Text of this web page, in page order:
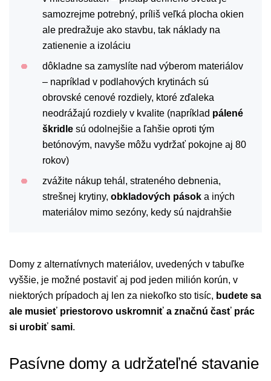
samozrejme potrebný, príliš veľká plocha okien
ale predražuje ako stavbu, tak náklady na
zatienenie a izoláciu
dôkladne sa zamyslíte nad výberom materiálov
– napríklad v podlahových krytinách sú
obrovské cenové rozdiely, ktoré zďaleka
neodrážajú rozdiely v kvalite (napríklad pálené
škridle sú odolnejšie a ľahšie oproti tým
betónovým, navyše môžu vydržať pokojne aj 80
rokov)
zvážite nákup tehál, strateného debnenia,
strešnej krytiny, obkladových pások a iných
materiálov mimo sezóny, kedy sú najdrahšie
Domy z alternatívnych materiálov, uvedených v tabuľke
vyššie, je možné postaviť aj pod jeden milión korún, v
niektorých prípadoch aj len za niekoľko sto tisíc, budete sa
ale musieť priestorovo uskromniť a značnú časť prác
si urobiť sami.
Pasívne domy a udržateľné stavanie